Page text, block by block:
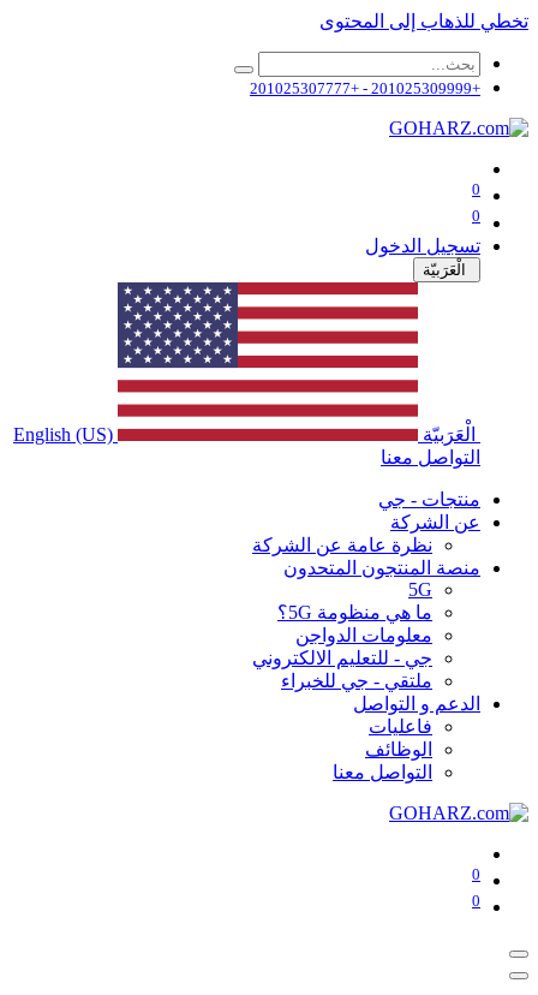
تخطي للذهاب إلى المحتوى
+201025309999 - +201025307777
0
0
تسجيل الدخول
الْعَرَبيّة
الْعَرَبيّة
English (US)
التواصل معنا
منتجات - جي
عن الشركة
نظرة عامة عن الشركة
منصة المنتجون المتحدون
5G
ما هي منظومة 5G؟
معلومات الدواجن
جي - للتعليم الالكتروني
ملتقي - جي للخبراء
الدعم و التواصل
فاعليات
الوظائف
التواصل معنا
0
0